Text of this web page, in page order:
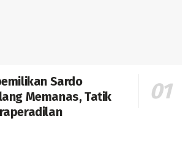
Sardo
Memanas, Tatik